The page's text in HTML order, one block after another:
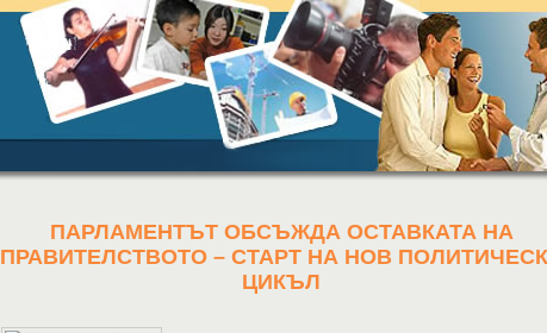
ПАРЛАМЕНТЪТ ОБСЪЖДА ОСТАВКАТА НА
ПРАВИТЕЛСТВОТО – СТАРТ НА НОВ
ЦИКЪЛ